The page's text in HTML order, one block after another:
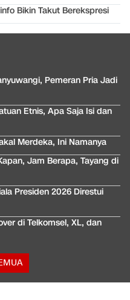
Bikin Takut Berekspresi
Pemeran Pria Jadi
Etnis, Apa Saja Isi dan
Merdeka, Ini Namanya
Jam Berapa, Tayang di
Presiden 2026 Direstui
di Telkomsel, XL, dan